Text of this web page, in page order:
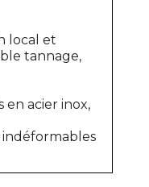
local et
tannage,
en acier inox,
indéformables